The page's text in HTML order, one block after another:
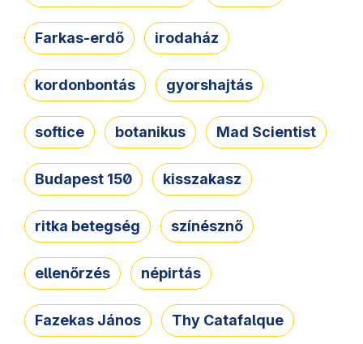
Farkas-erdő irodaház
kordonbontás gyorshajtás
softice botanikus Mad Scientist
Budapest 150 kisszakasz
ritka betegség színésznő
ellenőrzés népirtás
Fazekas János Thy Catafalque